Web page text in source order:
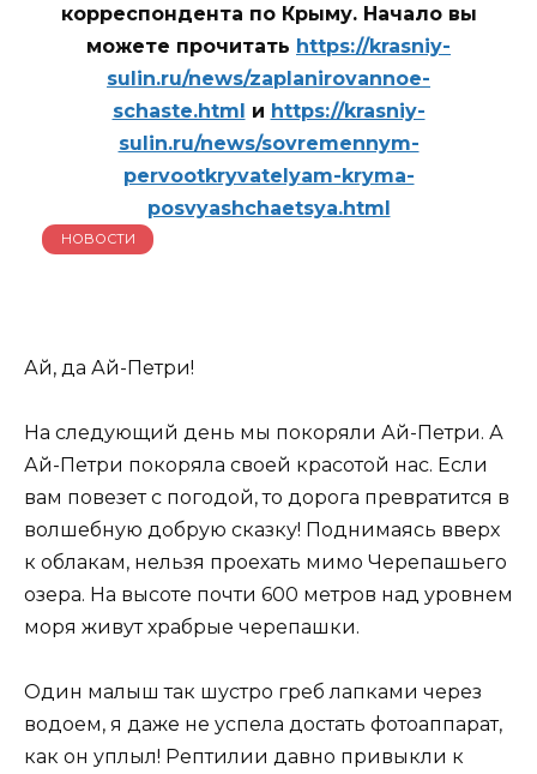
корреспондента по Крыму. Начало вы
можете прочитать https://krasniy-
sulin.ru/news/zaplanirovannoe-
schaste.html и https://krasniy-
sulin.ru/news/sovremennym-
pervootkryvatelyam-kryma-
posvyashchaetsya.html
НОВОСТИ
Ай, да Ай-Петри!
На следующий день мы покоряли Ай-Петри. А
Ай-Петри покоряла своей красотой нас. Если
вам повезет с погодой, то дорога превратится в
волшебную добрую сказку! Поднимаясь вверх
к облакам, нельзя проехать мимо Черепашьего
озера. На высоте почти 600 метров над уровнем
моря живут храбрые черепашки.
Один малыш так шустро греб лапками через
водоем, я даже не успела достать фотоаппарат,
как он уплыл! Рептилии давно привыкли к